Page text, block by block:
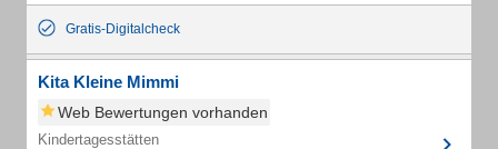
Gratis-Digitalcheck
Kita Kleine Mimmi
Web Bewertungen vorhanden
Kindertagesstätten